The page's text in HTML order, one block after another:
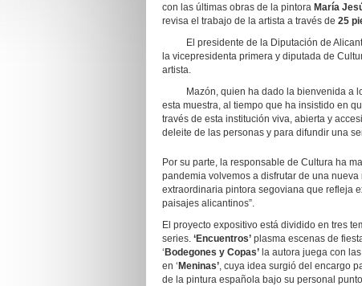
con las últimas obras de la pintora María
revisa el trabajo de la artista a través de 25
El presidente de la Diputación de
la vicepresidenta primera y diputada de
artista.
Mazón, quien ha dado la bienvenida a
esta muestra, al tiempo que ha insistido en
través de esta institución viva, abierta y
deleite de las personas y para difundir una
Por su parte, la responsable de Cultura ha
pandemia volvemos a disfrutar de una
extraordinaria pintora segoviana que refleja
paisajes alicantinos”.
El proyecto expositivo está dividido en tres
series. ‘Encuentros’ plasma escenas de
‘ Bodegones y Copas’ la autora juega con
en ‘ Meninas’, cuya idea surgió del encargo
de la pintura española bajo su personal